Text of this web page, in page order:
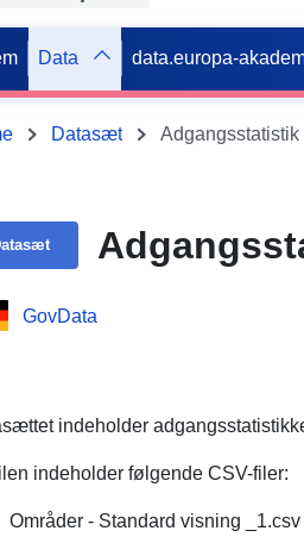
Data data.europa-
Datasæt Adgangsstatistik
GovData
indeholder
indeholder følgende CSV-filer:
Områder - Standard visning _1.csv